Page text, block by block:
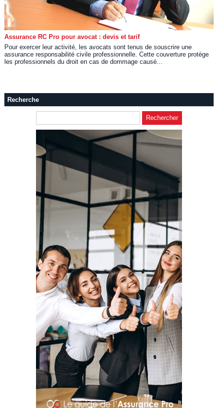
Assurance RC Pro pour avocat : devis et tarif
Pour exercer leur activité, les avocats sont tenus de souscrire une
assurance responsabilité civile professionnelle. Cette couverture protège
les professionnels du droit en cas de dommage causé...
Recherche